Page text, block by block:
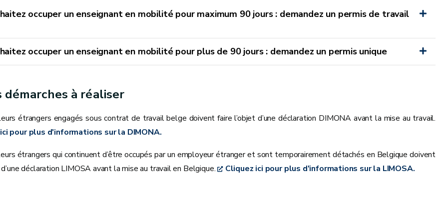
occuper un enseignant en mobilité pour maximum 90 jours : demandez un permis de travail
occuper un enseignant en mobilité pour plus de 90 jours : demandez un permis unique
à réaliser
étrangers engagés sous contrat de travail belge doivent faire l’objet d’une déclaration DIMONA avant la mise au travail.
pour plus d'informations sur la DIMONA.
étrangers qui continuent d’être occupés par un employeur étranger et sont temporairement détachés en Belgique doivent
d’une déclaration LIMOSA avant la mise au travail en Belgique.
Cliquez ici pour plus d'informations sur la LIMOSA.